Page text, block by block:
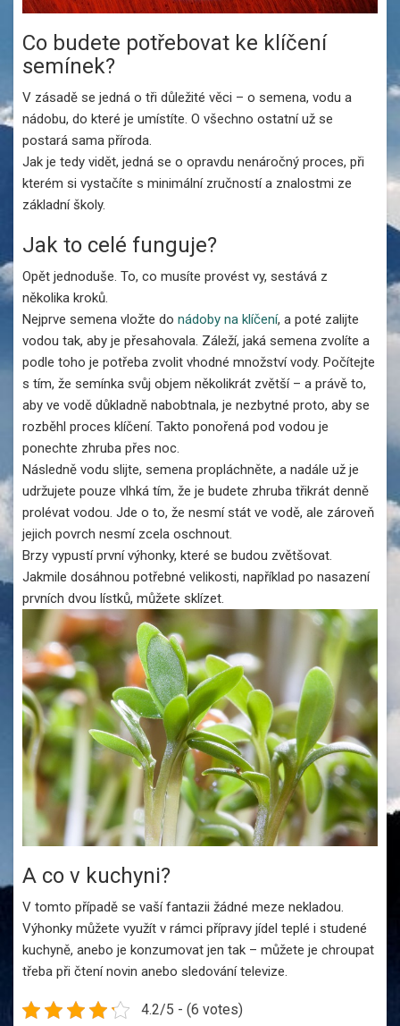
Co budete potřebovat ke klíčení
semínek?
V zásadě se jedná o tři důležité věci – o semena, vodu a
nádobu, do které je umístíte. O všechno ostatní už se
postará sama příroda.
Jak je tedy vidět, jedná se o opravdu nenáročný proces, při
kterém si vystačíte s minimální zručností a znalostmi ze
základní školy.
Jak to celé funguje?
Opět jednoduše. To, co musíte provést vy, sestává z
několika kroků.
Nejprve semena vložte do nádoby na klíčení, a poté zalijte
vodou tak, aby je přesahovala. Záleží, jaká semena zvolíte a
podle toho je potřeba zvolit vhodné množství vody. Počítejte
s tím, že semínka svůj objem několikrát zvětší – a právě to,
aby ve vodě důkladně nabobtnala, je nezbytné proto, aby se
rozběhl proces klíčení. Takto ponořená pod vodou je
ponechte zhruba přes noc.
Následně vodu slijte, semena propláchněte, a nadále už je
udržujete pouze vlhká tím, že je budete zhruba třikrát denně
prolévat vodou. Jde o to, že nesmí stát ve vodě, ale zároveň
jejich povrch nesmí zcela oschnout.
Brzy vypustí první výhonky, které se budou zvětšovat.
Jakmile dosáhnou potřebné velikosti, například po nasazení
prvních dvou lístků, můžete sklízet.
A co v kuchyni?
V tomto případě se vaší fantazii žádné meze nekladou.
Výhonky můžete využít v rámci přípravy jídel teplé i studené
kuchyně, anebo je konzumovat jen tak – můžete je chroupat
třeba při čtení novin anebo sledování televize.
4.2/5 - (6 votes)